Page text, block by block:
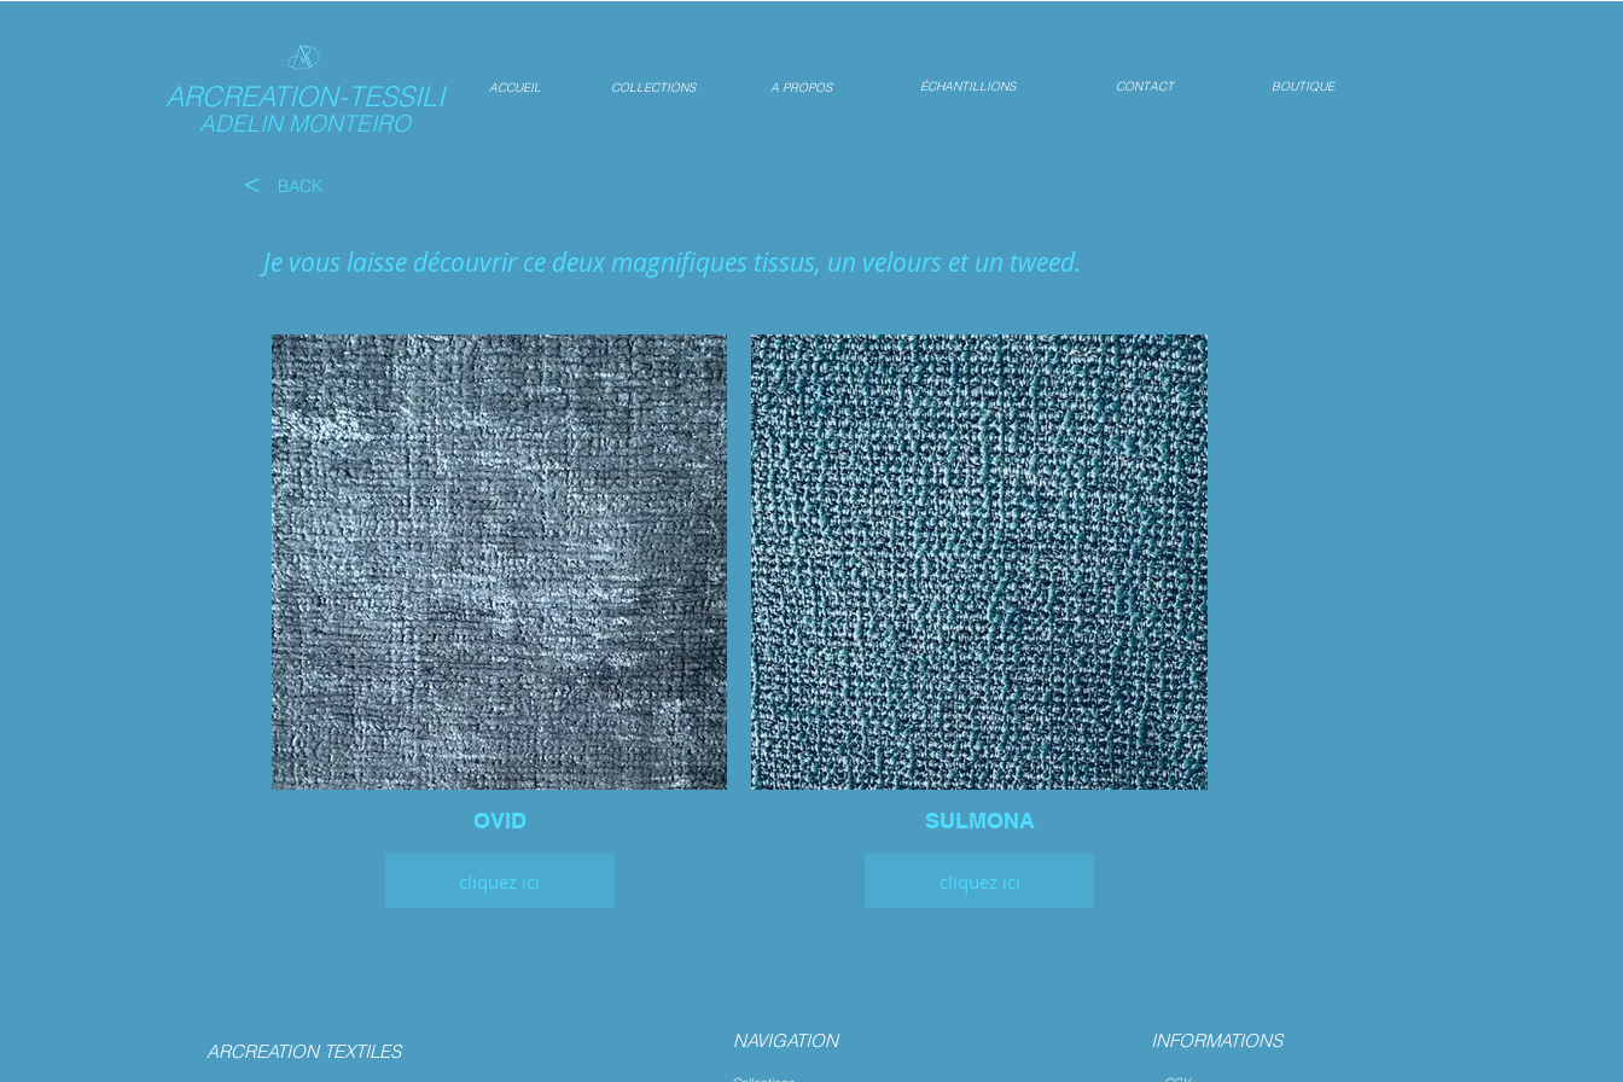
ARCREATION-TESSILI
ADELIN MONTEIRO
ACCUEIL COLLECTIONS A PROPOS ÉCHANTILLIONS CONTACT BOUTIQUE
< BACK
Je vous laisse découvrir ce deux magnifiques tissus, un velours et un tweed.
OVID
cliquez ici
SULMONA
cliquez ici
ARCREATION TEXTILES NAVIGATION INFORMATIONS